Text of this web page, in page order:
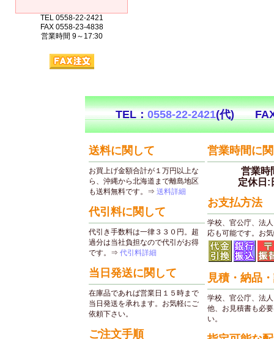
TEL 0558-22-2421
FAX 0558-23-4838
営業時間 9～17:30